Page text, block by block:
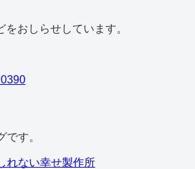
おしらせしています。
です。
れない幸せ製作所